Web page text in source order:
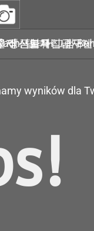
유심내구제 선불유심내구제최대회선 통영시소액급전대출 정식업체
wyników dla